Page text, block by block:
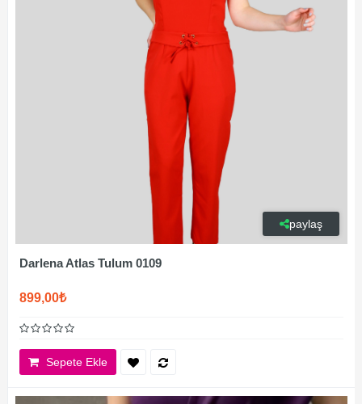
paylaş
Darlena Atlas Tulum 0109
899,00₺
Sepete Ekle